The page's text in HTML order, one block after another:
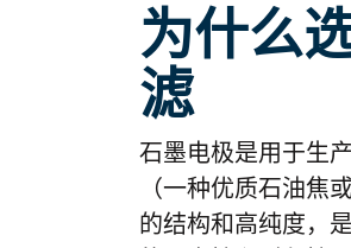
为什么
滤
石墨电极是用于生
（一种优质石油
的结构和高纯度，